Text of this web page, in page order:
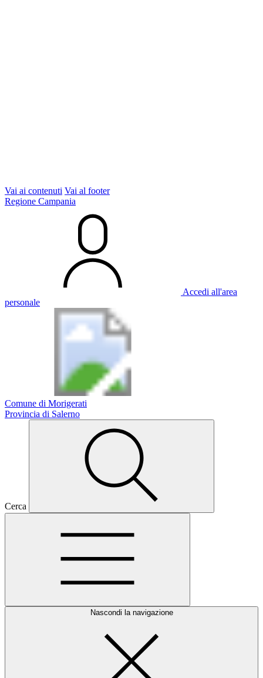
Vai ai contenuti Vai al footer
Regione Campania
Accedi all'area
personale
Comune di Morigerati
Provincia di Salerno
Cerca
Nascondi la navigazione